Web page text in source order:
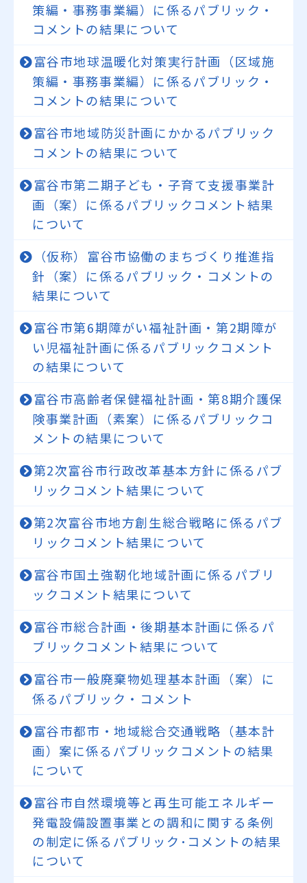
策編・事務事業編）に係るパブリック・
コメントの結果について
富谷市地球温暖化対策実行計画（区域施
策編・事務事業編）に係るパブリック・
コメントの結果について
富谷市地域防災計画にかかるパブリック
コメントの結果について
富谷市第二期子ども・子育て支援事業計
画（案）に係るパブリックコメント結果
について
（仮称）富谷市協働のまちづくり推進指
針（案）に係るパブリック・コメントの
結果について
富谷市第6期障がい福祉計画・第2期障が
い児福祉計画に係るパブリックコメント
の結果について
富谷市高齢者保健福祉計画・第8期介護保
険事業計画（素案）に係るパブリックコ
メントの結果について
第2次富谷市行政改革基本方針に係るパブ
リックコメント結果について
第2次富谷市地方創生総合戦略に係るパブ
リックコメント結果について
富谷市国土強靭化地域計画に係るパブリ
ックコメント結果について
富谷市総合計画・後期基本計画に係るパ
ブリックコメント結果について
富谷市一般廃棄物処理基本計画（案）に
係るパブリック・コメント
富谷市都市・地域総合交通戦略（基本計
画）案に係るパブリックコメントの結果
について
富谷市自然環境等と再生可能エネルギー
発電設備設置事業との調和に関する条例
の制定に係るパブリック･コメントの結果
について